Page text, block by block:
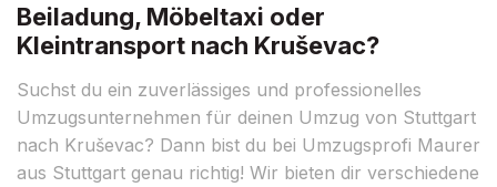
Beiladung, Möbeltaxi oder
Kleintransport nach Kruševac?
Suchst du ein zuverlässiges und professionelles
Umzugsunternehmen für deinen Umzug von Stuttgart
nach Kruševac? Dann bist du bei Umzugsprofi Maurer
aus Stuttgart genau richtig! Wir bieten dir verschiedene